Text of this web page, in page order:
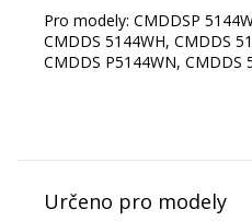
Pro modely: CMDDSP
CMDDS 5144WH, CMDDS
CMDDS P5144WN, CMDDS
Určeno pro modely